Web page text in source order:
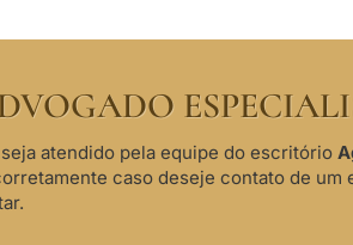
atendido pela equipe do escritório
caso deseje contato de um